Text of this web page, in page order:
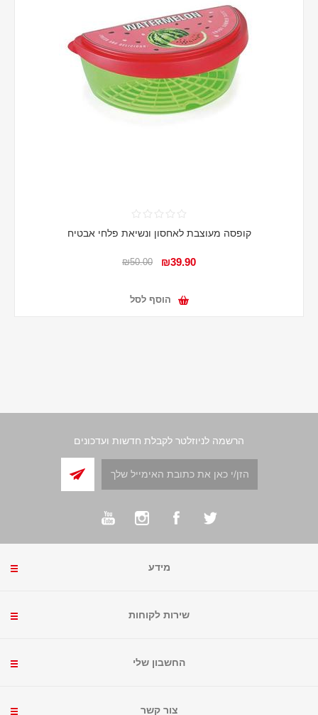
קופסה מעוצבת לאחסון ונשיאת פלחי אבטיח
₪39.90
₪50.00
הוסף לסל
הרשמה לניוזלטר לקבלת חדשות ועדכונים
מידע
שירות לקוחות
החשבון שלי
צור קשר